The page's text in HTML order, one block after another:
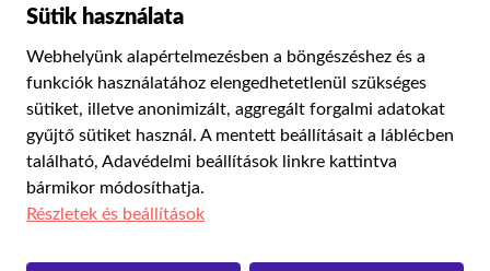
Sütik használata
Webhelyünk alapértelmezésben a böngészéshez és a
funkciók használatához elengedhetetlenül szükséges
sütiket, illetve anonimizált, aggregált forgalmi adatokat
gyűjtő sütiket használ. A mentett beállításait a láblécben
található, Adavédelmi beállítások linkre kattintva
bármikor módosíthatja.
Részletek és beállítások
Kutatási területeink:
MÉDIA ÉS TÁRSADALOM
PUBLIKÁCIÓINKRÓLUNKIMPRESSZUMSZERZŐI JOGOK
ADATVÉDELMI BEÁLLÍTÁSOK